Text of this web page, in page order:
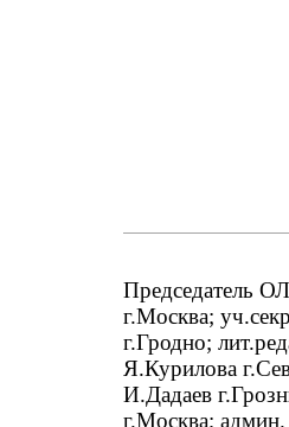
Председатель
г.Москва;
г.Гродно;
Я.Курилова
И.Дадаев
г.Москва;